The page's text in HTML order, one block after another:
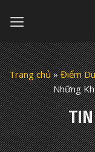
Trang chủ»Điểm
Những